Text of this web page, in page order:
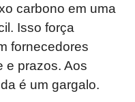
carbono em uma
Isso força
fornecedores
e prazos. Aos
é um gargalo.